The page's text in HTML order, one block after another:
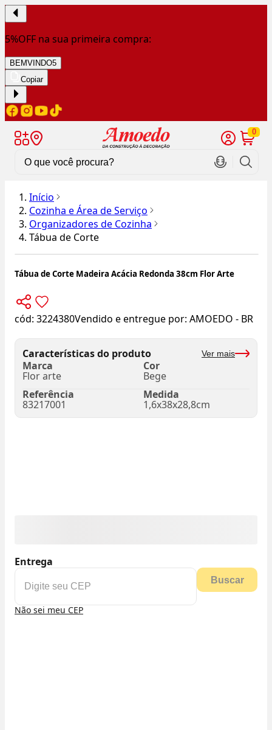
5%OFF na sua primeira compra:
BEMVINDO5
Copiar
0
Início
Cozinha e Área de Serviço
Organizadores de Cozinha
Tábua de Corte
Tábua de Corte Madeira Acácia Redonda 38cm Flor Arte
cód: 3224380Vendido e entregue por: AMOEDO - BR
Características do produto Ver mais
Marca
Flor arte
Cor
Bege
Referência
83217001
Medida
1,6x38x28,8cm
Entrega
Buscar
Não sei meu CEP